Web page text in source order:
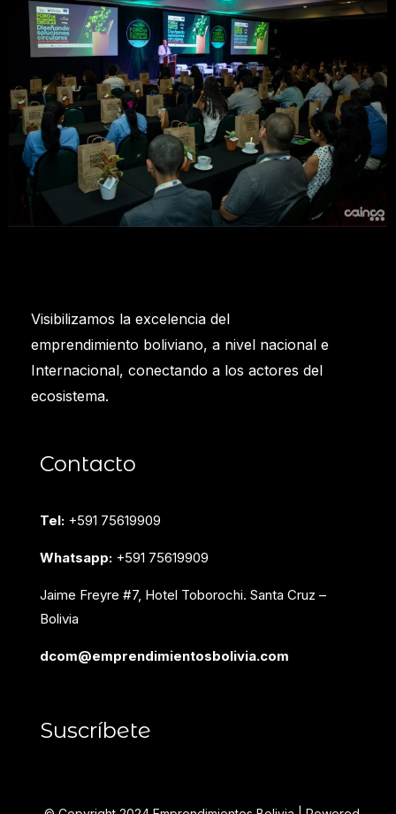
Visibilizamos la excelencia del
emprendimiento boliviano, a nivel nacional e
Internacional, conectando a los actores del
ecosistema.
Contacto
Tel: +591 75619909
Whatsapp: +591 75619909
Jaime Freyre #7, Hotel Toborochi. Santa Cruz –
Bolivia
dcom@emprendimientosbolivia.com
Suscríbete